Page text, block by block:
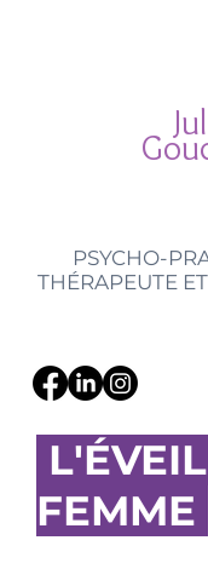
PSYCHO-
THÉRAPEUTE
FEMME